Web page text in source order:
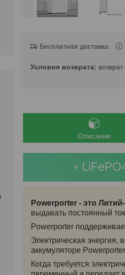
Бесплатная доставка
Описание
⚡
Powerporter - это
выдавать постоянный
Powerporter
Электрическая
аккумуляторе
Когда требуется